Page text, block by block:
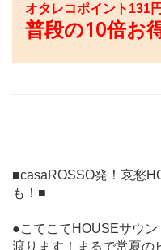
オタレコポイント 131
普段の10倍お
■casaROSSO発！哀愁
も！■
●こてこてHOUSEサウ
渡ります！まるで常夏の